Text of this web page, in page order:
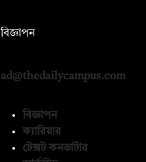
বিজ্ঞাপন
ad@thedailycampus.com
বিজ্ঞাপন
ক্যারিয়ার
টেক্সট কনভার্টার